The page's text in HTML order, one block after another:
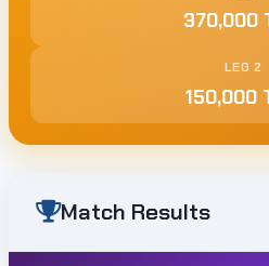
370,000
LEG 2
150,000
Match Results